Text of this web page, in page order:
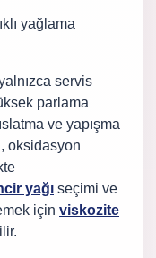
yağlama
servis
parlama
ve yapışma
oksidasyon
yağı seçimi ve
için viskozite